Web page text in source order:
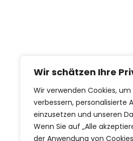
Wir schätzen Ihre
Wir verwenden Cookies, um
verbessern, personalisierte
einzusetzen und unseren
Wenn Sie auf „Alle
der Anwendung von